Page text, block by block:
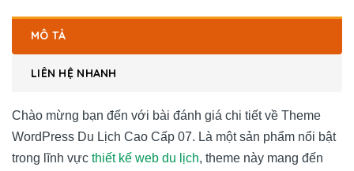
MÔ TẢ
LIÊN HỆ NHANH
Chào mừng bạn đến với bài đánh giá chi tiết về Theme
WordPress Du Lịch Cao Cấp 07. Là một sản phẩm nổi bật
trong lĩnh vực thiết kế web du lịch, theme này mang đến